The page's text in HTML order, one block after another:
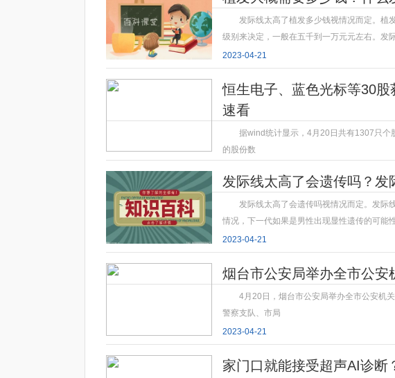
发际线太高了植发多少钱视情况而定。植
级别来决定，一般在五千到一万元元左右。发
2023-04-21
恒生电子、蓝色光标等30
速看
据wind统计显示，4月20日共有1307只个
的股份数
发际线太高了会遗传吗？发
发际线太高了会遗传吗视情况而定。发际
情况，下一代如果是男性出现显性遗传的可能
2023-04-21
烟台市公安局举办全市公安
4月20日，烟台市公安局举办全市公安机
警察支队、市局
2023-04-21
家门口就能接受超声AI诊断